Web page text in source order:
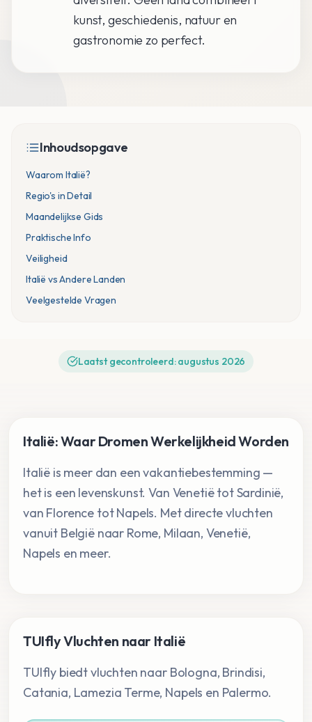
kunst, geschiedenis, natuur en
gastronomie zo perfect.
Inhoudsopgave
Waarom Italië?
Regio's in Detail
Maandelijkse Gids
Praktische Info
Veiligheid
Italië vs Andere Landen
Veelgestelde Vragen
Laatst gecontroleerd:augustus 2026
Italië: Waar Dromen Werkelijkheid Worden
Italië is meer dan een vakantiebestemming —
het is een levenskunst. Van Venetië tot Sardinië,
van Florence tot Napels. Met directe vluchten
vanuit België naar Rome, Milaan, Venetië,
Napels en meer.
TUIfly Vluchten naar Italië
TUIfly biedt vluchten naar Bologna, Brindisi,
Catania, Lamezia Terme, Napels en Palermo.